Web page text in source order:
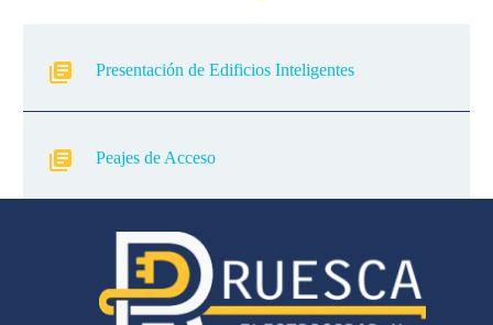
vulputate cursus a sit amet
Presentación de Edificios Inteligentes
Peajes de Acceso